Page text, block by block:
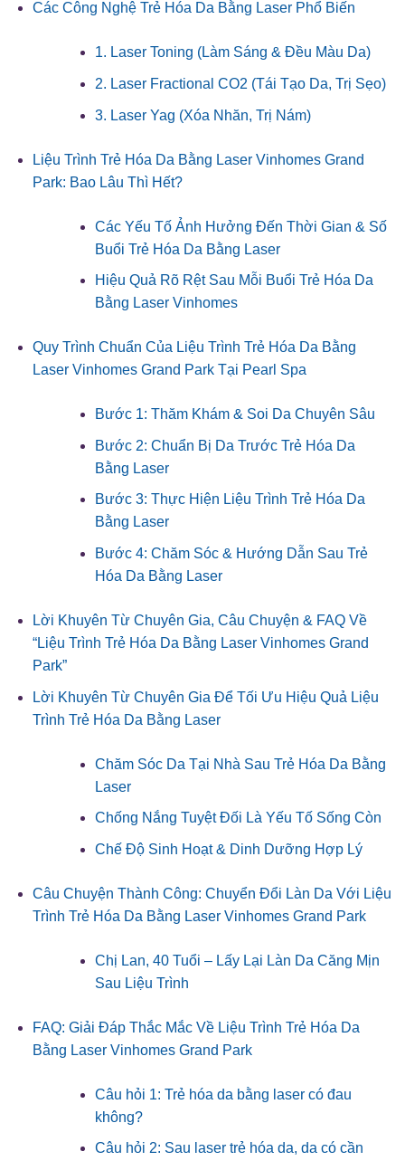
Các Công Nghệ Trẻ Hóa Da Bằng Laser Phổ Biến
1. Laser Toning (Làm Sáng & Đều Màu Da)
2. Laser Fractional CO2 (Tái Tạo Da, Trị Sẹo)
3. Laser Yag (Xóa Nhăn, Trị Nám)
Liệu Trình Trẻ Hóa Da Bằng Laser Vinhomes Grand
Park: Bao Lâu Thì Hết?
Các Yếu Tố Ảnh Hưởng Đến Thời Gian & Số
Buổi Trẻ Hóa Da Bằng Laser
Hiệu Quả Rõ Rệt Sau Mỗi Buổi Trẻ Hóa Da
Bằng Laser Vinhomes
Quy Trình Chuẩn Của Liệu Trình Trẻ Hóa Da Bằng
Laser Vinhomes Grand Park Tại Pearl Spa
Bước 1: Thăm Khám & Soi Da Chuyên Sâu
Bước 2: Chuẩn Bị Da Trước Trẻ Hóa Da
Bằng Laser
Bước 3: Thực Hiện Liệu Trình Trẻ Hóa Da
Bằng Laser
Bước 4: Chăm Sóc & Hướng Dẫn Sau Trẻ
Hóa Da Bằng Laser
Lời Khuyên Từ Chuyên Gia, Câu Chuyện & FAQ Về
“Liệu Trình Trẻ Hóa Da Bằng Laser Vinhomes Grand
Park”
Lời Khuyên Từ Chuyên Gia Để Tối Ưu Hiệu Quả Liệu
Trình Trẻ Hóa Da Bằng Laser
Chăm Sóc Da Tại Nhà Sau Trẻ Hóa Da Bằng
Laser
Chống Nắng Tuyệt Đối Là Yếu Tố Sống Còn
Chế Độ Sinh Hoạt & Dinh Dưỡng Hợp Lý
Câu Chuyện Thành Công: Chuyển Đổi Làn Da Với Liệu
Trình Trẻ Hóa Da Bằng Laser Vinhomes Grand Park
Chị Lan, 40 Tuổi – Lấy Lại Làn Da Căng Mịn
Sau Liệu Trình
FAQ: Giải Đáp Thắc Mắc Về Liệu Trình Trẻ Hóa Da
Bằng Laser Vinhomes Grand Park
Câu hỏi 1: Trẻ hóa da bằng laser có đau
không?
Câu hỏi 2: Sau laser trẻ hóa da, da có cần